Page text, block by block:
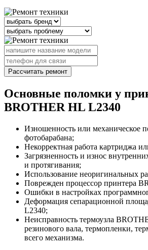
Рассчитать ремонт
Основные поломки у
BROTHER HL L2340
Изношенность или механическое
фотобарабана;
Некорректная работа картриджа
Загрязненность и износ
и протягивания;
Использование неоригинальных
Поврежден процессор принтера
Ошибки в настройках
Деформация сепарационной
L2340;
Неисправность термоузла
резинового вала, термопленки,
всего механизма.